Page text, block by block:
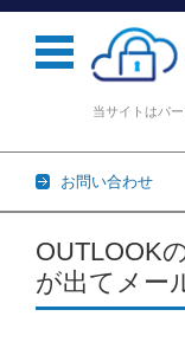
当サイトはパ
お問い合わせ
コンテンツに移動
OUTLOOK
が出てメー